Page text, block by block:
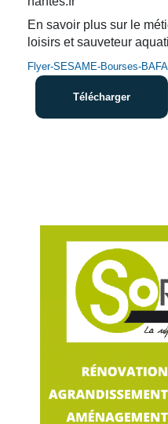
En savoir plus sur le
loisirs et sauveteur
Flyer-SESAME-Bourses-
Télécharger